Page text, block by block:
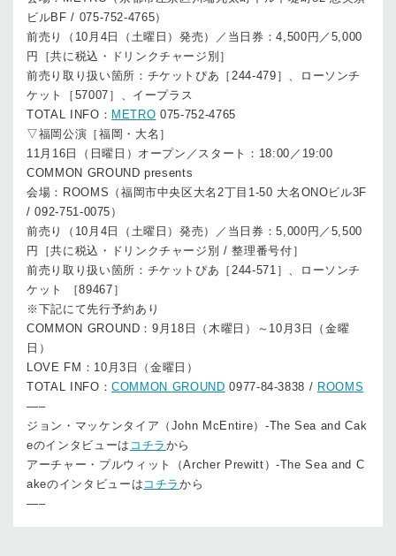
ビルBF / 075-752-4765）
前売り（10月4日（土曜日）発売）／当日券：4,500円／5,000
円［共に税込・ドリンクチャージ別］
前売り取り扱い箇所：チケットぴあ［244-479］、ローソンチ
ケット［57007］、イープラス
TOTAL INFO： METRO 075-752-4765
▽福岡公演［福岡・大名］
11月16日（日曜日）オープン／スタート：18:00／19:00
COMMON GROUND presents
会場：ROOMS（福岡市中央区大名2丁目1-50 大名ONOビル3F
/ 092-751-0075）
前売り（10月4日（土曜日）発売）／当日券：5,000円／5,500
円［共に税込・ドリンクチャージ別 / 整理番号付］
前売り取り扱い箇所：チケットぴあ［244-571］、ローソンチ
ケット ［89467］
※下記にて先行予約あり
COMMON GROUND：9月18日（木曜日）～10月3日（金曜
日）
LOVE FM：10月3日（金曜日）
TOTAL INFO：COMMON GROUND 0977-84-3838 / ROOMS
—–
ジョン・マッケンタイア（John McEntire）-The Sea and Cak
eのインタビューは コチラ から
アーチャー・プルウィット（Archer Prewitt）-The Sea and C
akeのインタビューは コチラから
—–